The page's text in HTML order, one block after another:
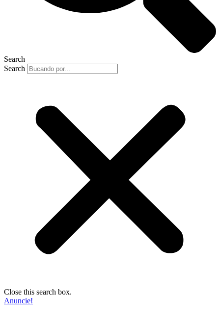
Search
Search
Close this search box.
Anuncie!